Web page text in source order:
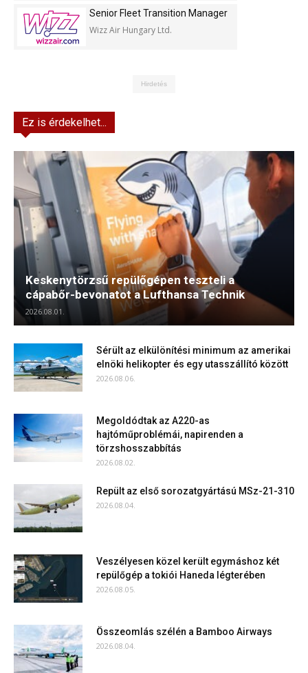
Senior Fleet Transition Manager
Wizz Air Hungary Ltd.
Hirdetés
Ez is érdekelhet...
Keskenytörzsű repülőgépen teszteli a
cápabőr-bevonatot a Lufthansa Technik
2026.08.01.
Sérült az elkülönítési minimum az amerikai
elnöki helikopter és egy utasszállító között
2026.08.06.
Megoldódtak az A220-as
hajtóműproblémái, napirenden a
törzshosszabbítás
2026.08.02.
Repült az első sorozatgyártású MSz-21-310
2026.08.04.
Veszélyesen közel került egymáshoz két
repülőgép a tokiói Haneda légterében
2026.08.05.
Összeomlás szélén a Bamboo Airways
2026.08.04.